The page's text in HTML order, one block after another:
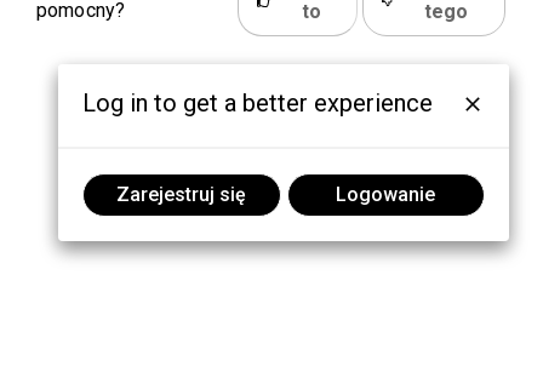
pomocny?
to
tego
Log in to get a better experience
Zarejestruj się Logowanie